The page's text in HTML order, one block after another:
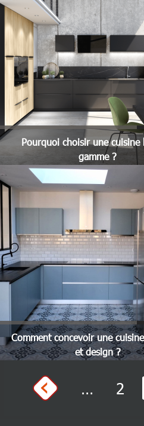
Pourquoi choisir une cuisine
gamme ?
Comment concevoir une
et design ?
… Page
2